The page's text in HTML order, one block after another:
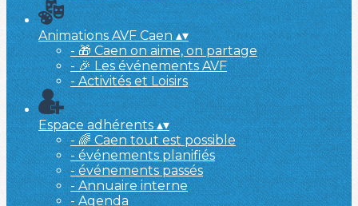
Animations AVF Caen▴▾
- 🎁 Caen on aime, on partage
- 🎉 Les événements AVF
- Activités et Loisirs
Espace adhérents▴▾
- 🌈 Caen tout est possible
- événements planifiés
- événements passés
- Annuaire interne
- Agenda